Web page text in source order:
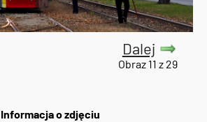
Dalej
Obraz 11 z 29
Informacja o zdjęciu